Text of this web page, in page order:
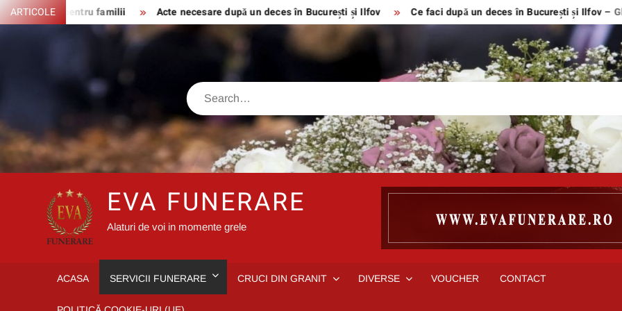
Skip
to
ARTICOLE
pentru familii Acte necesare după un deces în București și Ilfov Ce faci după un deces în București și Ilfov – Ghid
Search
EVA FUNERARE
Alaturi de voi in momente grele
ACASA SERVICII FUNERARE CRUCI DIN GRANIT DIVERSE VOUCHER CONTACT